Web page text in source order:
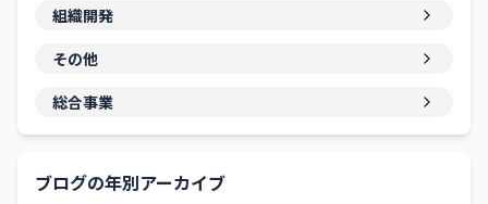
組織開発
その他
総合事業
ブログの年別アーカイブ